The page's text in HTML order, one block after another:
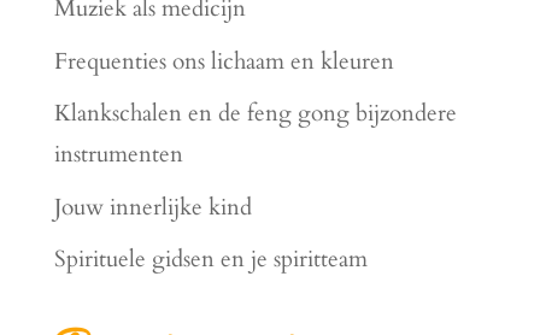
Muziek als medicijn
Frequenties ons lichaam en kleuren
Klankschalen en de feng gong bijzondere
instrumenten
Jouw innerlijke kind
Spirituele gidsen en je spiritteam